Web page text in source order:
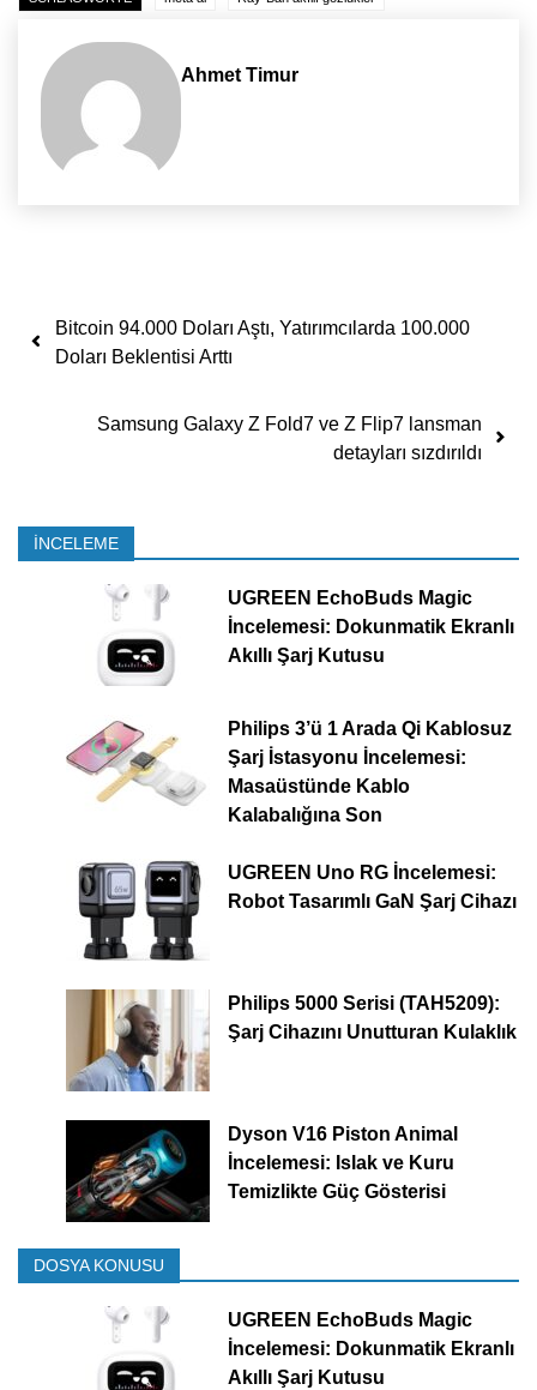
Ahmet Timur
Yazı dolaşımı
Bitcoin 94.000 Doları Aştı, Yatırımcılarda 100.000
Doları Beklentisi Arttı
Samsung Galaxy Z Fold7 ve Z Flip7 lansman
detayları sızdırıldı
İNCELEME
UGREEN EchoBuds Magic
İncelemesi: Dokunmatik Ekranlı
Akıllı Şarj Kutusu
Philips 3’ü 1 Arada Qi Kablosuz
Şarj İstasyonu İncelemesi:
Masaüstünde Kablo
Kalabalığına Son
UGREEN Uno RG İncelemesi:
Robot Tasarımlı GaN Şarj Cihazı
Philips 5000 Serisi (TAH5209):
Şarj Cihazını Unutturan Kulaklık
Dyson V16 Piston Animal
İncelemesi: Islak ve Kuru
Temizlikte Güç Gösterisi
DOSYA KONUSU
UGREEN EchoBuds Magic
İncelemesi: Dokunmatik Ekranlı
Akıllı Şarj Kutusu